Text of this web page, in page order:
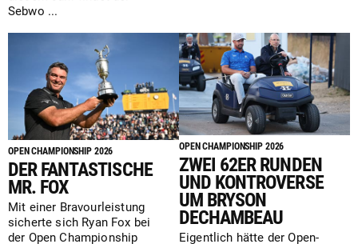
Sebwo ...
OPEN CHAMPIONSHIP 2026
DER FANTASTISCHE
MR. FOX
Mit einer Bravourleistung
sicherte sich Ryan Fox bei
der Open Championship
OPEN CHAMPIONSHIP 2026
ZWEI 62ER RUNDEN
UND KONTROVERSE
UM BRYSON
DECHAMBEAU
Eigentlich hätte der Open-